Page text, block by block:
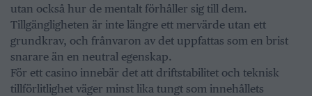
utan också hur de mentalt förhåller sig till dem.
Tillgängligheten är inte längre ett mervärde utan ett
grundkrav, och frånvaron av det uppfattas som en brist
snarare än en neutral egenskap.
För ett casino innebär det att driftstabilitet och teknisk
tillförlitlighet väger minst lika tungt som innehållets